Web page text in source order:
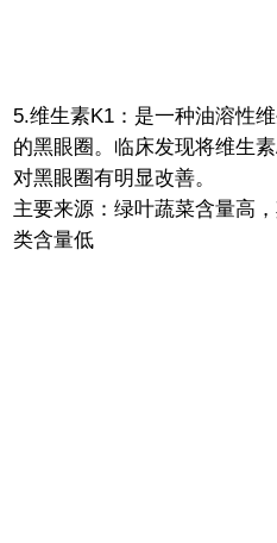
5.维生素K1：是一种油溶性
的黑眼圈。临床发现将维生
对黑眼圈有明显改善。
主要来源：绿叶蔬菜含量高
类含量低